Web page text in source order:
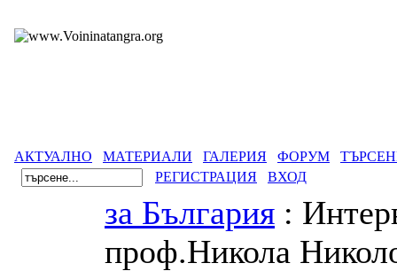
АКТУАЛНО МАТЕРИАЛИ ГАЛЕРИЯ ФОРУМ
РЕГИСТРАЦИЯ
ВХОД
за България :
проф.Никола